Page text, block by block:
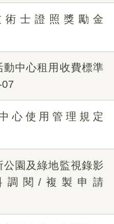
術士證照獎勵金
中心租用收費標準
心使用管理規定
園及綠地監視錄影
調閱/複製申請